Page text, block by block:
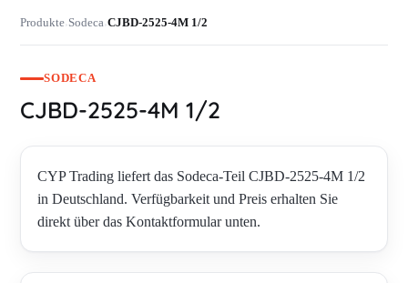
Produkte›Sodeca›CJBD-2525-4M 1/2
SODECA
CJBD-2525-4M 1/2
CYP Trading liefert das Sodeca-Teil CJBD-2525-4M 1/2
in Deutschland. Verfügbarkeit und Preis erhalten Sie
direkt über das Kontaktformular unten.